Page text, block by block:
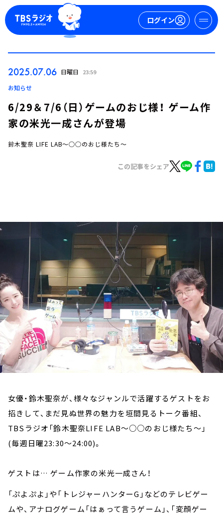
ログイン
イベント・グッズ
YouTube
会社情報
2025.07.06 日曜日 23:59
お知らせ
6/29＆7/6（日）ゲームのおじ様！ ゲーム作
家の米光一成さんが登場
鈴木聖奈 LIFE LAB～○○のおじ様たち～
この記事をシェア
女優・鈴木聖奈が、様々なジャンルで活躍するゲストをお
招きして、まだ見ぬ世界の魅力を垣間見るトーク番組、
TBSラジオ「鈴木聖奈LIFE LAB～○○のおじ様たち～」
(毎週日曜23:30～24:00)。
ゲストは… ゲーム作家の米光一成さん！
「ぷよぷよ」や「トレジャーハンターG」などのテレビゲー
ムや、アナログゲーム「はぁって言うゲーム」、「変顔ゲー